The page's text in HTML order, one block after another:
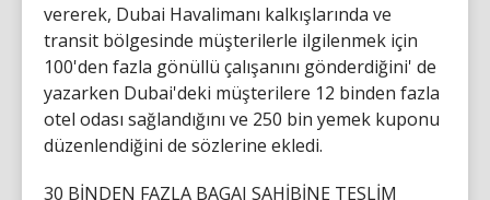
vererek, Dubai Havalimanı kalkışlarında ve
transit bölgesinde müşterilerle ilgilenmek için
100'den fazla gönüllü çalışanını gönderdiğini' de
yazarken Dubai'deki müşterilere 12 binden fazla
otel odası sağlandığını ve 250 bin yemek kuponu
düzenlendiğini de sözlerine ekledi.
30 BİNDEN FAZLA BAGAJ SAHİBİNE TESLİM